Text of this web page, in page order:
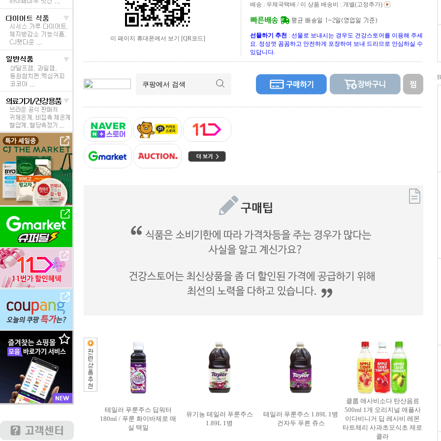
이 페이지 휴대폰에서 보기 [QR코드]
배송 : 우체국택배 / 이 상품 배송비 : 개별(고정추가)
선물하기 추천 : 선물로 보내시는 경우도 건강스토어를 이용해 주세
요. 정성껏 꼼꼼하고 안전하게 포장하여 보내 드리므로 안심하실 수
있답니다.
테일러 푸룬주스 딥워터
180ml / 푸룬 화이바제로 매
실 택일
유기농 테일러 푸룬주스
1.89L 1병
테일러 푸룬주스 1.89L 1병
건자두 푸른 쥬스
클룹 애사비소다 탄산음료
500ml 1개 오리지널 애플사
이다비니거 딥 레사비 레몬
타트체리 사과초모식초 제로
콜라